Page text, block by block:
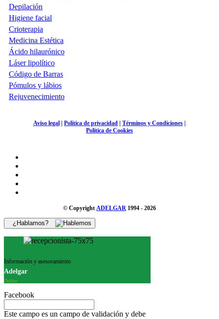
Depilación
Higiene facial
Crioterapia
Medicina Estética
Ácido hilaurónico
Láser lipolítico
Código de Barras
Pómulos y lábios
Rejuvenecimiento
Aviso legal | Política de privacidad | Términos y Condiciones |
Política de Cookies
© Copyright ADELGAR 1994 - 2026
¿Hablamos?
Información y asesoramiento
Adelgar
Online
Facebook
Este campo es un campo de validación y debe